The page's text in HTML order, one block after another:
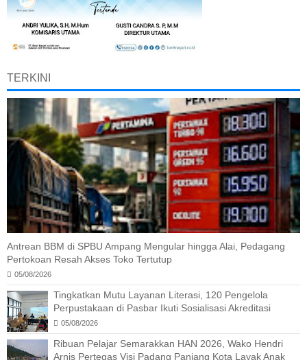
TERKINI
Antrean BBM di SPBU Ampang Mengular hingga Alai, Pedagang
Pertokoan Resah Akses Toko Tertutup
05/08/2026
Tingkatkan Mutu Layanan Literasi, 120 Pengelola
Perpustakaan di Pasbar Ikuti Sosialisasi Akreditasi
05/08/2026
Ribuan Pelajar Semarakkan HAN 2026, Wako Hendri
Arnis Pertegas Visi Padang Panjang Kota Layak Anak